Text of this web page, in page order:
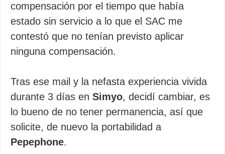
compensación por el tiempo que había
estado sin servicio a lo que el SAC me
contestó que no tenían previsto aplicar
ninguna compensación.
Tras ese mail y la nefasta experiencia vivida
durante 3 días en Simyo, decidí cambiar, es
lo bueno de no tener permanencia, así que
solicite, de nuevo la portabilidad a
Pepephone.